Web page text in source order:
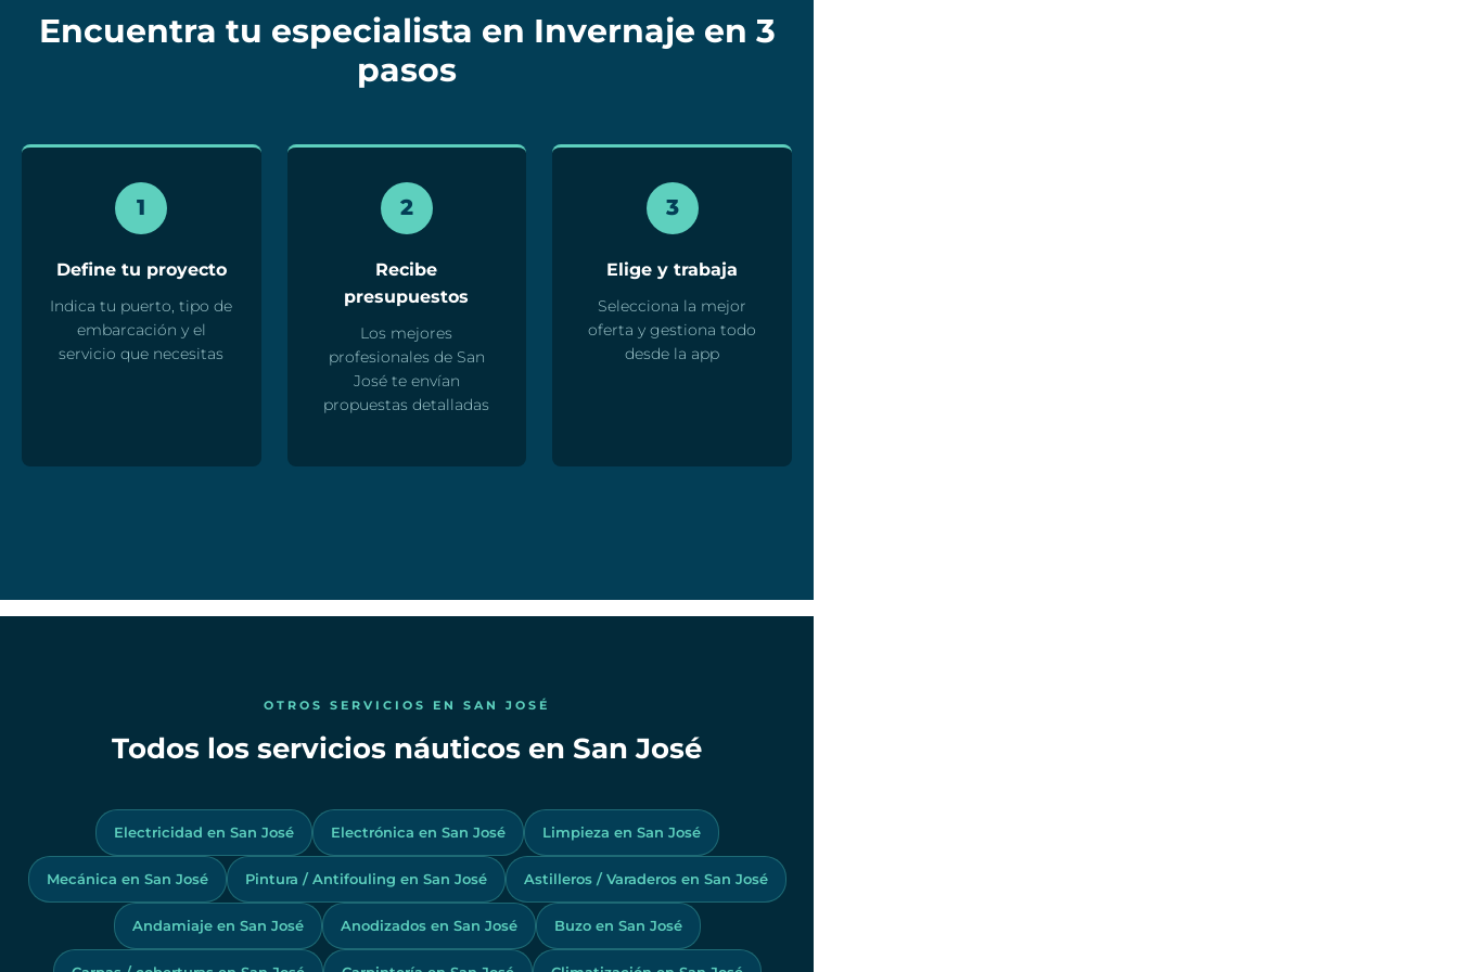
Encuentra tu especialista en Invernaje en 3
pasos
1
Define tu proyecto
Indica tu puerto, tipo de
embarcación y el
servicio que necesitas
2
Recibe
presupuestos
Los mejores
profesionales de San
José te envían
propuestas detalladas
3
Elige y trabaja
Selecciona la mejor
oferta y gestiona todo
desde la app
OTROS SERVICIOS EN SAN JOSÉ
Todos los servicios náuticos en San José
Electricidad en San José Electrónica en San José Limpieza en San José
Mecánica en San José Pintura / Antifouling en San José Astilleros / Varaderos en San José
Andamiaje en San José Anodizados en San José Buzo en San José